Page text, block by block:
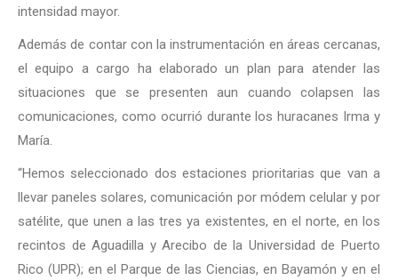
intensidad mayor.
Además de contar con la instrumentación en áreas cercanas,
el equipo a cargo ha elaborado un plan para atender las
situaciones que se presenten aun cuando colapsen las
comunicaciones, como ocurrió durante los huracanes Irma y
María.
“Hemos seleccionado dos estaciones prioritarias que van a
llevar paneles solares, comunicación por módem celular y por
satélite, que unen a las tres ya existentes, en el norte, en los
recintos de Aguadilla y Arecibo de la Universidad de Puerto
Rico (UPR); en el Parque de las Ciencias, en Bayamón y en el